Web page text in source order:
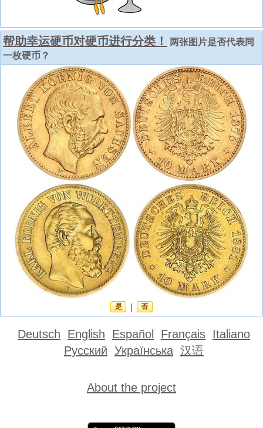
帮助幸运硬币对硬币进行分类！
两张图片是否代表同
一枚硬币？
是 否
Deutsch English Español Français Italiano
Русский Українська 汉语
About the project